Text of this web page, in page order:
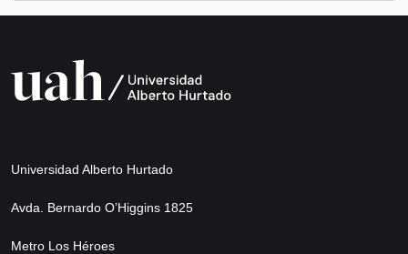
Universidad Alberto Hurtado
Avda. Bernardo O’Higgins 1825
Metro Los Héroes